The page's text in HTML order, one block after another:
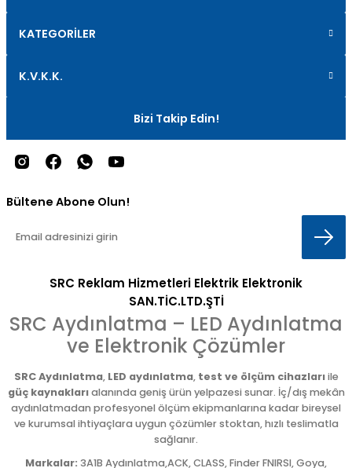
KATEGORİLER
K.V.K.K.
Bizi Takip Edin!
Bültene Abone Olun!
SRC Reklam Hizmetleri Elektrik Elektronik
SAN.TİC.LTD.ŞTİ
SRC Aydınlatma – LED Aydınlatma
ve Elektronik Çözümler
SRC Aydınlatma, LED aydınlatma, test ve ölçüm cihazlarıile
güç kaynaklarıalanında geniş ürün yelpazesi sunar. İç/dış mekân
aydınlatmadan profesyonel ölçüm ekipmanlarına kadar bireysel
ve kurumsal ihtiyaçlara uygun çözümler stoktan, hızlı teslimatla
sağlanır.
Markalar: 3A1B Aydınlatma,ACK, CLASS, Finder FNIRSI, Goya,